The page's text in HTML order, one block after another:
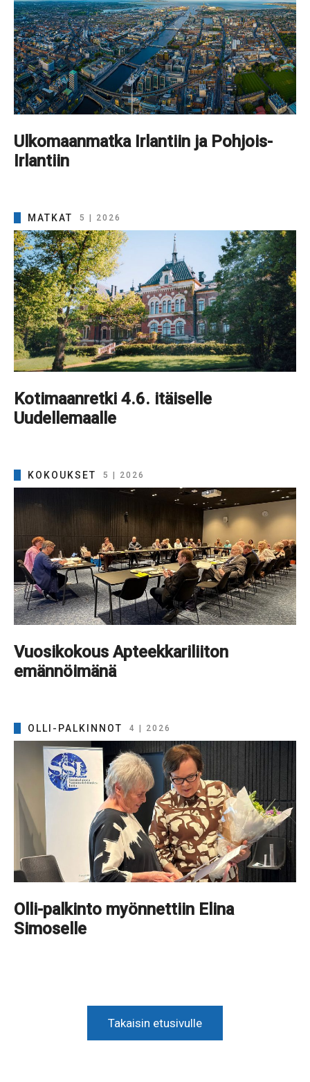
Ulkomaanmatka Irlantiin ja Pohjois-
Irlantiin
MATKAT 5 | 2026
Kotimaanretki 4.6. itäiselle
Uudellemaalle
KOKOUKSET 5 | 2026
Vuosikokous Apteekkariliiton
emännöimänä
OLLI-PALKINNOT 4 | 2026
Olli-palkinto myönnettiin Elina
Simoselle
Takaisin etusivulle